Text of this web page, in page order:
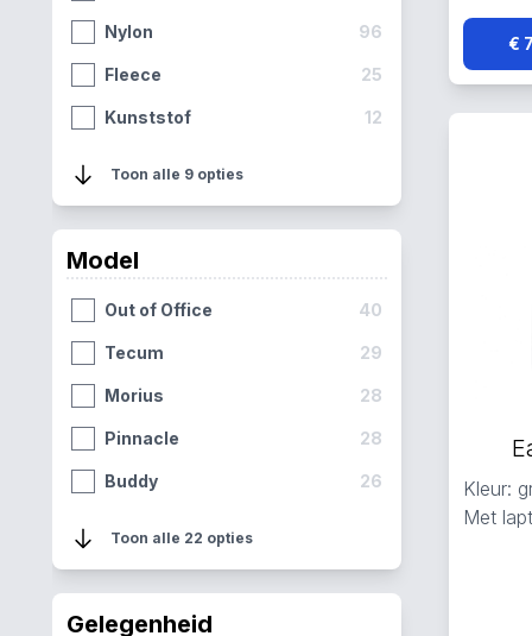
Nylon 96
Fleece 25
Kunststof 12
Vegan 8
Toon alle 9 opties
Model
Out of Office 40
Tecum 29
Morius 28
Pinnacle 28
Buddy 26
Floid 12
Toon alle 22 opties
Gelegenheid
€
Kleur:
Met